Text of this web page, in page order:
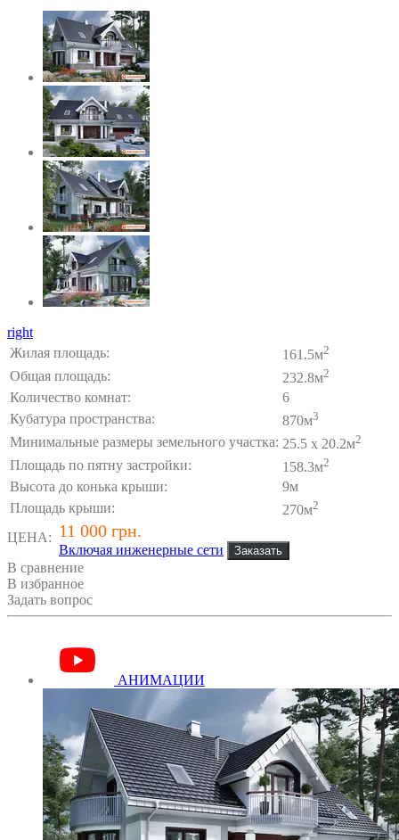
right
Жилая площадь:
161.5м2
Общая площадь: 232.8м2
Количество комнат:
6
Кубатура пространства:
870м3
Минимальные размеры земельного участка: 25.5 x 20.2м2
Площадь по пятну застройки: 158.3м2
Высота до конька крыши:
9м
Площадь крыши:
270м2
ЦЕНА: 11 000 грн.
Включая инженерные сети
В сравнение
В избранное
Задать вопрос
АНИМАЦИИ